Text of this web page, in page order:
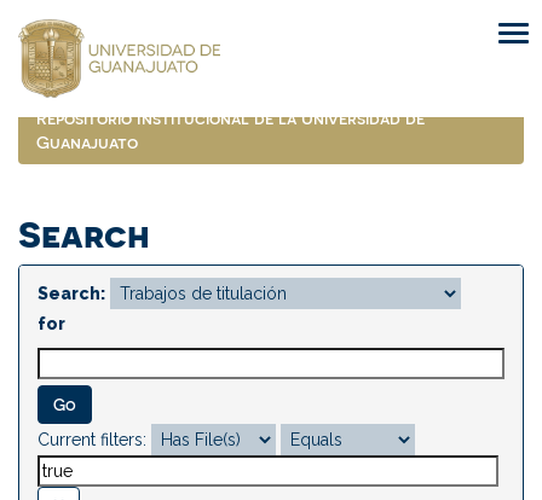
navigation
Repositorio Institucional de la Universidad de
Guanajuato
Search
Search:
for
Current filters: